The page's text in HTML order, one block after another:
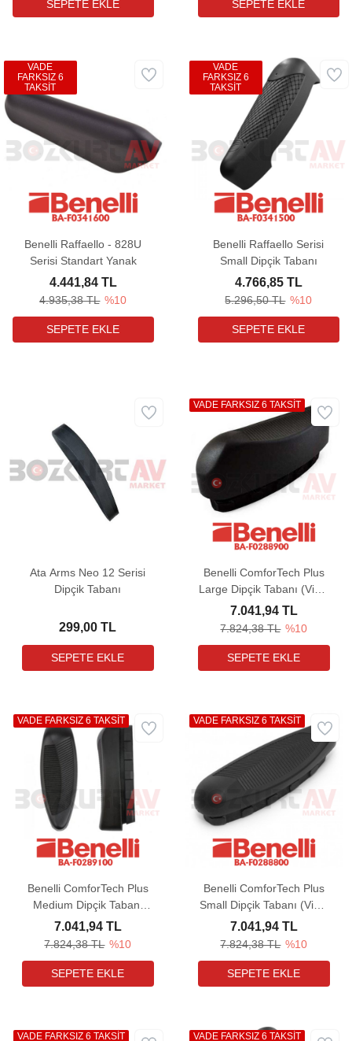
Benelli Raffaello - 828U
Serisi Standart Yanak
4.935,38 TL %10
4.441,84 TL
VADE
FARKSIZ 6
TAKSİT
Benelli Raffaello Serisi
Small Dipçik Tabanı
5.296,50 TL %10
4.766,85 TL
VADE
FARKSIZ 6
TAKSİT
Ata Arms Neo 12 Serisi
Dipçik Tabanı
299,00 TL
Benelli ComforTech Plus
Large Dipçik Tabanı (Vinci
- Super Vinci)
7.824,38 TL %10
7.041,94 TL
VADE FARKSIZ 6 TAKSİT
Benelli ComforTech Plus
Medium Dipçik Tabanı
(Vinci - Super Vinci)
7.824,38 TL %10
7.041,94 TL
VADE FARKSIZ 6 TAKSİT
Benelli ComforTech Plus
Small Dipçik Tabanı (Vinci
- Super Vinci)
7.824,38 TL %10
7.041,94 TL
VADE FARKSIZ 6 TAKSİT
VADE FARKSIZ 6 TAKSİT VADE FARKSIZ 6 TAKSİT